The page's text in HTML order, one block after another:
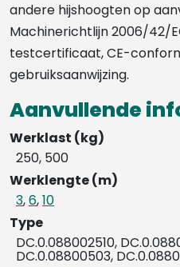
andere hijshoogten op
Machinerichtlijn 2006/42/
testcertificaat, CE-
gebruiksaanwijzing.
Aanvullende
Werklast (kg)
250, 500
Werklengte (m)
3,6,10
Type
DC.0.088002510,
DC.0.08800503,